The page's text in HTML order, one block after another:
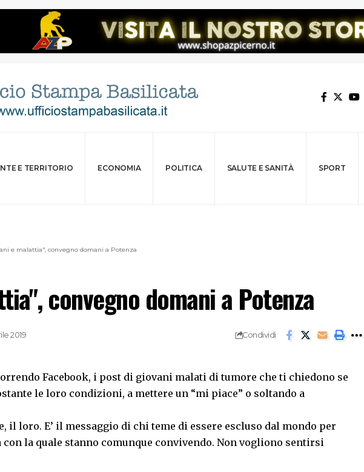
E TERRITORIO ECONOMIA POLITICA SALUTE E SANITÀ SPORT
e malattia", convegno domani a Potenza
convegno domani a Potenza
2019 Condividi
Facebook, i post di giovani malati di tumore che ti chiedono se
le loro condizioni, a mettere un “mi piace” o soltando a
il loro. E’ il messaggio di chi teme di essere escluso dal mondo per
la quale stanno comunque convivendo. Non vogliono sentirsi